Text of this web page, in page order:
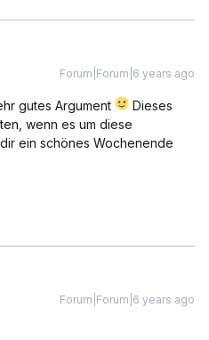
Forum|Forum|6 years ago
gutes Argument
Dieses
wenn es um diese
ein schönes Wochenende
Forum|Forum|6 years ago